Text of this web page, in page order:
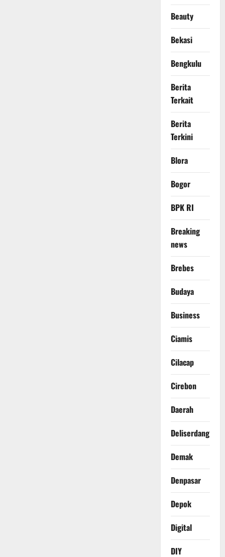
Beauty
Bekasi
Bengkulu
Berita
Terkait
Berita
Terkini
Blora
Bogor
BPK RI
Breaking
news
Brebes
Budaya
Business
Ciamis
Cilacap
Cirebon
Daerah
Deliserdang
Demak
Denpasar
Depok
Digital
DIY